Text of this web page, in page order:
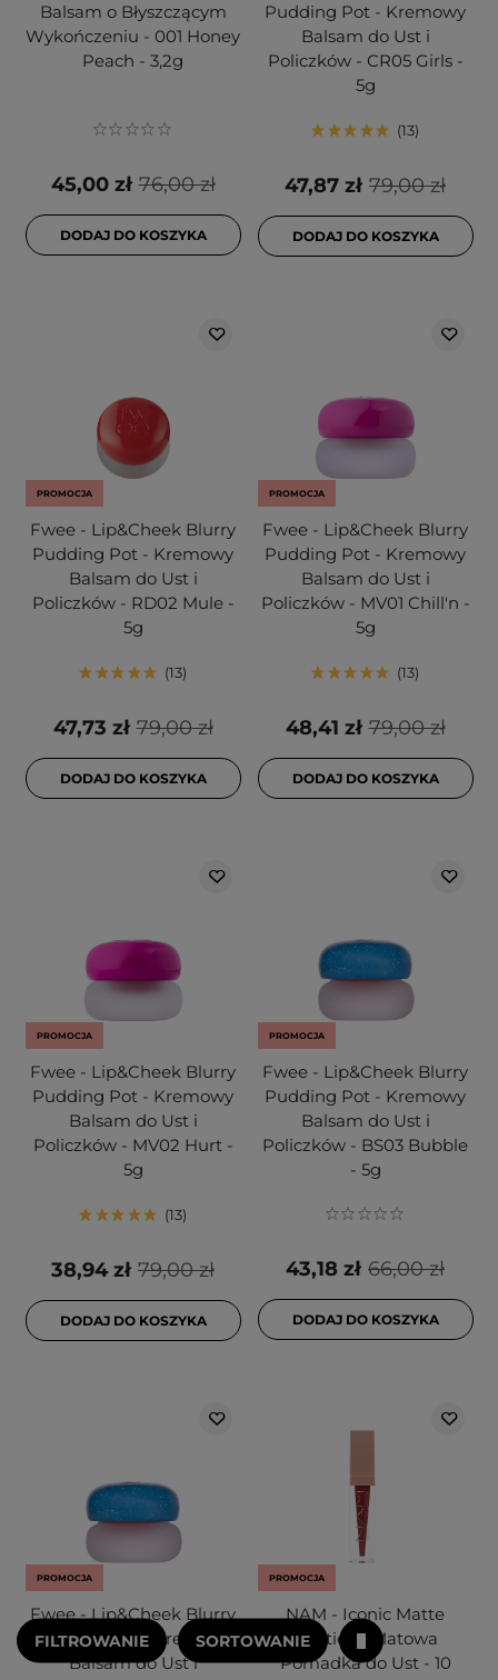
Balsam o Błyszczącym
Wykończeniu - 001 Honey
Peach - 3,2g
76,00 zł
45,00 zł
DODAJ DO KOSZYKA
Pudding Pot - Kremowy
Balsam do Ust i
Policzków - CR05 Girls -
5g
13
79,00 zł
47,87 zł
DODAJ DO KOSZYKA
PROMOCJA
Fwee - Lip&Cheek Blurry
Pudding Pot - Kremowy
Balsam do Ust i
Policzków - RD02 Mule -
5g
13
79,00 zł
47,73 zł
DODAJ DO KOSZYKA
PROMOCJA
Fwee - Lip&Cheek Blurry
Pudding Pot - Kremowy
Balsam do Ust i
Policzków - MV01 Chill'n -
5g
13
79,00 zł
48,41 zł
DODAJ DO KOSZYKA
PROMOCJA
Fwee - Lip&Cheek Blurry
Pudding Pot - Kremowy
Balsam do Ust i
Policzków - MV02 Hurt -
5g
13
79,00 zł
38,94 zł
DODAJ DO KOSZYKA
PROMOCJA
Fwee - Lip&Cheek Blurry
Pudding Pot - Kremowy
Balsam do Ust i
Policzków - BS03 Bubble
- 5g
66,00 zł
43,18 zł
DODAJ DO KOSZYKA
PROMOCJA
Fwee - Lip&Cheek Blurry
Pudding Pot - Kremowy
Balsam do Ust i
PROMOCJA
NAM - Iconic Matte
Lipstick - Matowa
Pomadka do Ust - 10
FILTROWANIE SORTOWANIE